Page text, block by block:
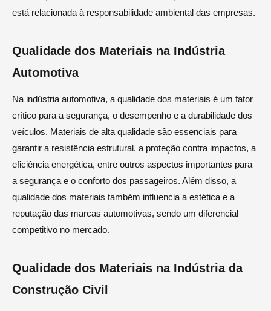
está relacionada à responsabilidade ambiental das empresas.
Qualidade dos Materiais na Indústria
Automotiva
Na indústria automotiva, a qualidade dos materiais é um fator
crítico para a segurança, o desempenho e a durabilidade dos
veículos. Materiais de alta qualidade são essenciais para
garantir a resistência estrutural, a proteção contra impactos, a
eficiência energética, entre outros aspectos importantes para
a segurança e o conforto dos passageiros. Além disso, a
qualidade dos materiais também influencia a estética e a
reputação das marcas automotivas, sendo um diferencial
competitivo no mercado.
Qualidade dos Materiais na Indústria da
Construção Civil